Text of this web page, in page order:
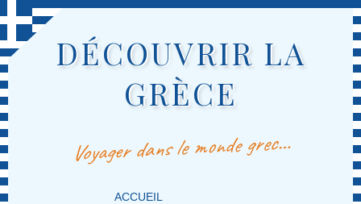
DÉCOUVRIR LA
GRÈCE
Voyager dans le monde grec…
MENU PRINCIPAL
MASQUER LA NAVIGATION PRINCIPALE
MASQUER LA NAVIGATION SECONDAIRE
ACCUEIL